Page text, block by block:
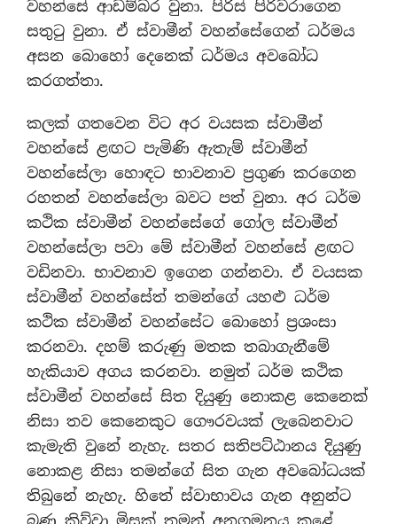
වහන්සේ ආඩම්බර වුනා. පිරිස් පිරිවරාගෙන
සතුටු වුනා. ඒ ස්වාමීන් වහන්සේගෙන් ධර්මය
අසන බොහෝ දෙනෙක් ධර්මය අවබෝධ
කරගත්තා.
කලක් ගතවෙන විට අර වයසක ස්වාමීන්
වහන්සේ ළඟට පැමිණි ඇතැම් ස්වාමීන්
වහන්සේලා හොඳට භාවනාව ප්‍රගුණ කරගෙන
රහතන් වහන්සේලා බවට පත් වුනා. අර ධර්ම
කථික ස්වාමීන් වහන්සේගේ ගෝල ස්වාමීන්
වහන්සේලා පවා මේ ස්වාමීන් වහන්සේ ළඟට
වඩිනවා. භාවනාව ඉගෙන ගන්නවා. ඒ වයසක
ස්වාමීන් වහන්සේත් තමන්ගේ යහළු ධර්ම
කථික ස්වාමීන් වහන්සේට බොහෝ ප්‍රශංසා
කරනවා. දහම් කරුණු මතක තබාගැනීමේ
හැකියාව අගය කරනවා. නමුත් ධර්ම කථික
ස්වාමීන් වහන්සේ සිත දියුණු නොකළ කෙනෙක්
නිසා තව කෙනෙකුට ගෞරවයක් ලැබෙනවාට
කැමැති වුනේ නැහැ. සතර සතිපට්ඨානය දියුණු
නොකළ නිසා තමන්ගේ සිත ගැන අවබෝධයක්
තිබුනේ නැහැ. හිතේ ස්වාභාවය ගැන අනුන්ට